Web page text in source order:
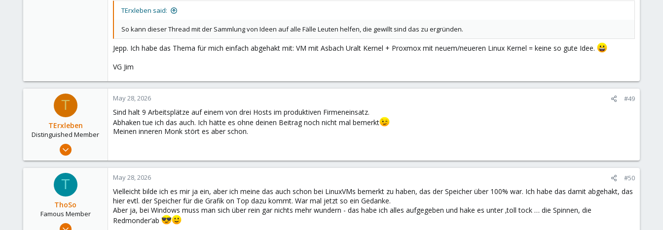
TErxleben said:
So kann dieser Thread mit der Sammlung von Ideen auf alle Fälle Leuten helfen, die gewillt sind das zu ergründen.
Jepp. Ich habe das Thema für mich einfach abgehakt mit: VM mit Asbach Uralt Kernel + Proxmox mit neuem/neueren Linux Kernel = keine so gute Idee.
VG Jim
T
TErxleben
Distinguished Member
Oct 20, 2008
324
May 28, 2026 #49
Sind halt 9 Arbeitsplätze auf einem von drei Hosts im produktiven Firmeneinsatz.
Abhaken tue ich das auch. Ich hätte es ohne deinen Beitrag noch nicht mal bemerkt
Meinen inneren Monk stört es aber schon.
T
ThoSo
Famous Member
Apr 14, 2024
May 28, 2026 #50
Vielleicht bilde ich es mir ja ein, aber ich meine das auch schon bei LinuxVMs bemerkt zu haben, das der Speicher über 100% war. Ich habe das damit abgehakt, das
hier evtl. der Speicher für die Grafik on Top dazu kommt. War mal jetzt so ein Gedanke.
Aber ja, bei Windows muss man sich über rein gar nichts mehr wundern - das habe ich alles aufgegeben und hake es unter ‚toll tock … die Spinnen, die
Redmonder’ab